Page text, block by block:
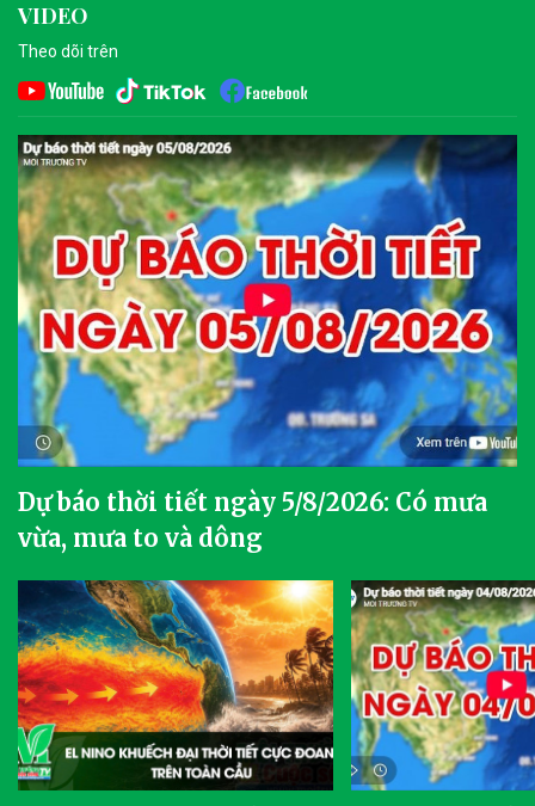
VIDEO
Theo dõi trên
Dự báo thời tiết ngày 5/8/2026: Có mưa
vừa, mưa to và dông